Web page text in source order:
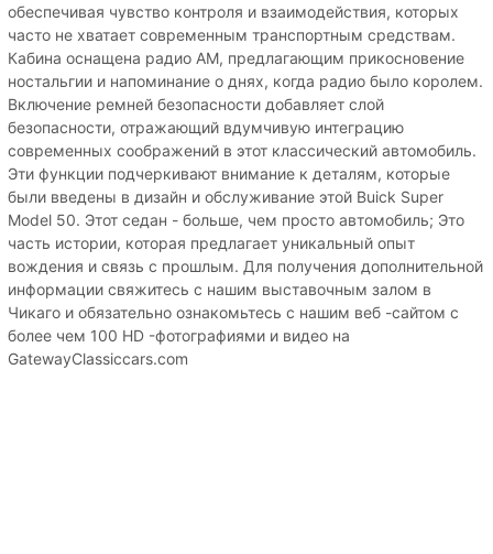
обеспечивая чувство контроля и взаимодействия, которых
часто не хватает современным транспортным средствам.
Кабина оснащена радио AM, предлагающим прикосновение
ностальгии и напоминание о днях, когда радио было королем.
Включение ремней безопасности добавляет слой
безопасности, отражающий вдумчивую интеграцию
современных соображений в этот классический автомобиль.
Эти функции подчеркивают внимание к деталям, которые
были введены в дизайн и обслуживание этой Buick Super
Model 50. Этот седан - больше, чем просто автомобиль; Это
часть истории, которая предлагает уникальный опыт
вождения и связь с прошлым. Для получения дополнительной
информации свяжитесь с нашим выставочным залом в
Чикаго и обязательно ознакомьтесь с нашим веб -сайтом с
более чем 100 HD -фотографиями и видео на
GatewayClassiccars.com